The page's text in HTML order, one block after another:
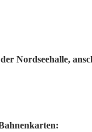
Nordseehalle,